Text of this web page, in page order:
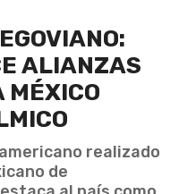
ALIANZAS
MÉXICO
realizado
de